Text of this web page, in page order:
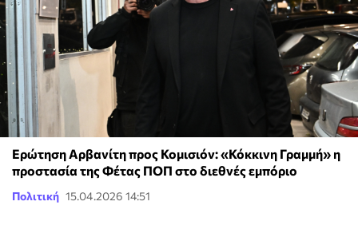
Ερώτηση Αρβανίτη προς Κομισιόν: «Κόκκινη Γραμμή» η
προστασία της Φέτας ΠΟΠ στο διεθνές εμπόριο
Πολιτική 15.04.2026 14:51